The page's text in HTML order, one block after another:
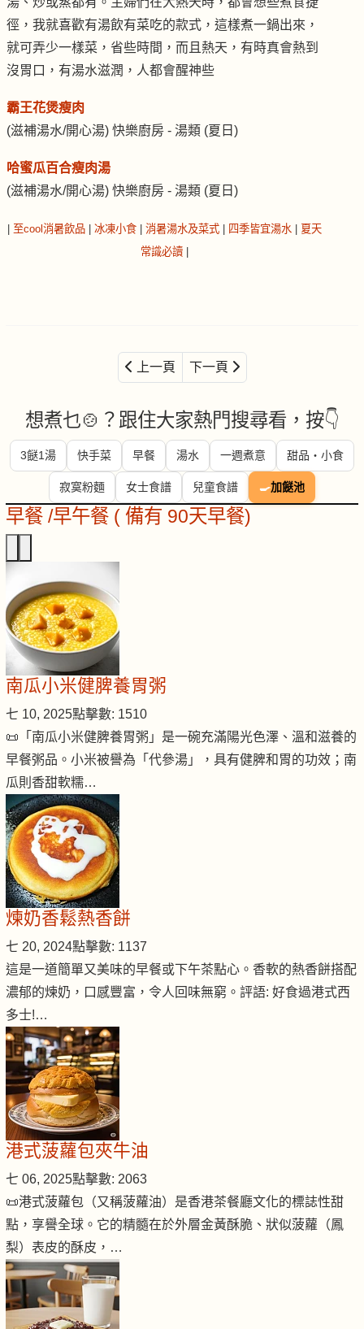
徑，我就喜歡有湯飲有菜吃的款式，這樣煮一鍋出來，
就可弄少一樣菜，省些時間，而且熱天，有時真會熱到
沒胃口，有湯水滋潤，人都會醒神些
霸王花煲瘦肉
(滋補湯水/開心湯) 快樂廚房 - 湯類 (夏日)
哈蜜瓜百合瘦肉湯
(滋補湯水/開心湯) 快樂廚房 - 湯類 (夏日)
至cool消暑飲品| 冰凍小食| 消暑湯水及菜式| 四季皆宜湯水| 夏天
常識必讀|
上一頁 下一頁
想煮乜🍲？跟住大家熱門搜尋看，按👇
3餸1湯 快手菜 早餐 湯水 一週煮意 甜品・小食
寂寞粉麵 女士食譜 兒童食譜 🍳加餸池
早餐 /早午餐 ( 備有 90天早餐)
南瓜小米健脾養胃粥
七 10, 2025點擊數: 1510
📜「南瓜小米健脾養胃粥」是一碗充滿陽光色澤、溫和滋養的
早餐粥品。小米被譽為「代參湯」，具有健脾和胃的功效；南
瓜則香甜軟糯…
煉奶香鬆熱香餅
七 20, 2024點擊數: 1137
這是一道簡單又美味的早餐或下午茶點心。香軟的熱香餅搭配
濃郁的煉奶，口感豐富，令人回味無窮。評語: 好食過港式西
多士!…
港式菠蘿包夾牛油
七 06, 2025點擊數: 2063
📜港式菠蘿包（又稱菠蘿油）是香港茶餐廳文化的標誌性甜
點，享譽全球。它的精髓在於外層金黃酥脆、狀似菠蘿（鳳
梨）表皮的酥皮，…